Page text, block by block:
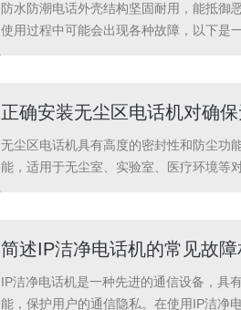
防水防潮电话外壳结构坚固耐用，能抵御
使用过程中可能会出现各种故障，以下是
正确安装无尘区电话机对确
无尘区电话机具有高度的密封性和防尘功
能，适用于无尘室、实验室、医疗环境等
简述IP洁净电话机的常见故
IP洁净电话机是一种先进的通信设备，具
能，保护用户的通信隐私。在使用IP洁净